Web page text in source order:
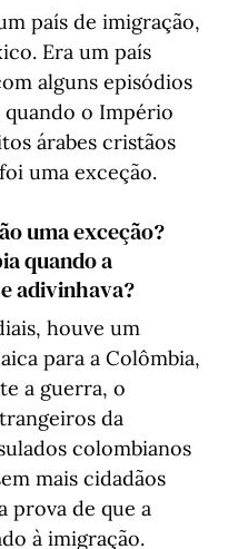
país de imigração,
Era um país
alguns episódios
o Império
árabes cristãos
uma exceção.
uma exceção?
quando a
adivinhava?
houve um
para a Colômbia,
a guerra, o
da
colombianos
mais cidadãos
prova de que a
à imigração.